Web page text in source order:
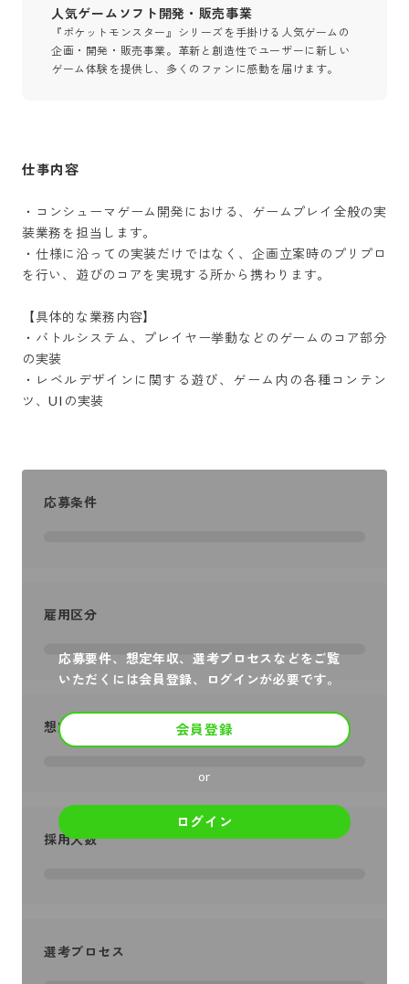
人気ゲームソフト開発・販売事業
『ポケットモンスター』シリーズを手掛ける人気ゲームの
企画・開発・販売事業。革新と創造性でユーザーに新しい
ゲーム体験を提供し、多くのファンに感動を届けます。
仕事内容
・コンシューマゲーム開発における、ゲームプレイ全般の実
装業務を担当します。
・仕様に沿っての実装だけではなく、企画立案時のプリプロ
を行い、遊びのコアを実現する所から携わります。
【具体的な業務内容】
・バトルシステム、プレイヤー挙動などのゲームのコア部分
の実装
・レベルデザインに関する遊び、ゲーム内の各種コンテン
ツ、UIの実装
応募要件、想定年収、選考プロセスなどをご覧
いただくには会員登録、ログインが必要です。
会員登録
or
ログイン
応募条件
雇用区分
想定年収
採用人数
選考プロセス